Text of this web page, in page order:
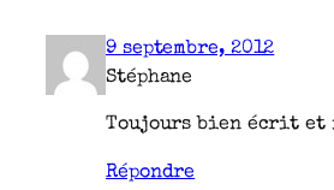
9 septembre, 2012
Stéphane
Toujours bien écrit et
Répondre